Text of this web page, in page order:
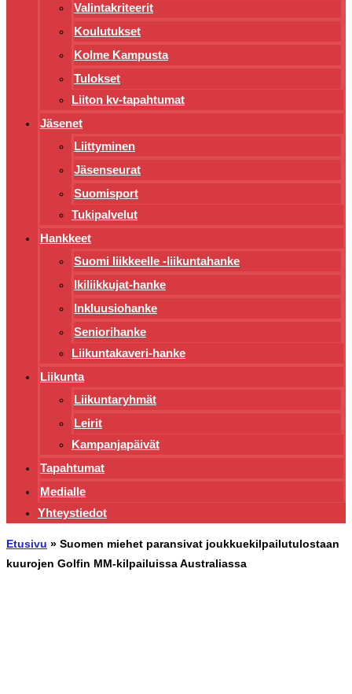
Valintakriteerit
Koulutukset
Kolme Kampusta
Tulokset
Liiton kv-tapahtumat
Jäsenet
Liittyminen
Jäsenseurat
Suomisport
Tukipalvelut
Hankkeet
Suomi liikkeelle -liikuntahanke
Ikiliikkujat-hanke
Inkluusiohanke
Seniorihanke
Liikuntakaveri-hanke
Liikunta
Liikuntaryhmät
Leirit
Kampanjapäivät
Tapahtumat
Medialle
Yhteystiedot
Etusivu » Suomen miehet paransivat joukkuekilpailutulostaan
kuurojen Golfin MM-kilpailuissa Australiassa